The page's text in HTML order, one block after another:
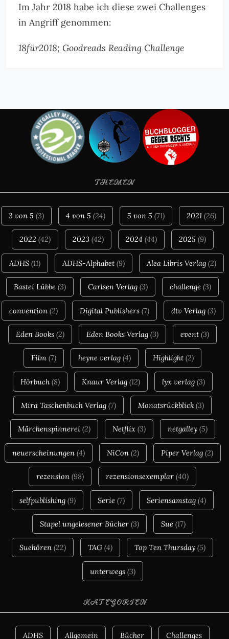
Im Jahr 2018 habe ich diese zwei Challenges
in Angriff genommen:
18für2018; Goodreads Reading Challenge
THEMEN
3 von 5 (3) 4 von 5 (24) 5 von 5 (71) 2021 (26)
2022 (42) 2023 (42) 2024 (44) 2025 (9)
ADHS(11) ADHS-Alphabet(9) Alea Libris Verlag(2)
Bastei Lübbe (3) Carlsen Verlag (3) challenge (3)
convention (2) Digital Publishers (7) dtv Verlag (3)
Eden Books (2) Eden Books Verlag (3) event (3)
Film (7) heyne verlag (4) Highlight (2)
Hörbuch(8) Knaur Verlag(12) lyx verlag(3)
Mira Taschenbuch Verlag (7) Monatsrückblick (3)
Märchenspinnerei(2) Netflix(3) netgalley(5)
neuerscheinungen(4) NiCon(2) Piper Verlag(2)
rezension (98) rezensionsexemplar (40)
selfpublishing(9) Serie (7) Seriensamstag(4)
Stapel ungelesener Bücher(3) Sue (17)
Suehören (22) TAG (4) Top Ten Thursday (5)
unterwegs(3)
KATEGORIEN
ADHS Allgemein Bücher Challenges